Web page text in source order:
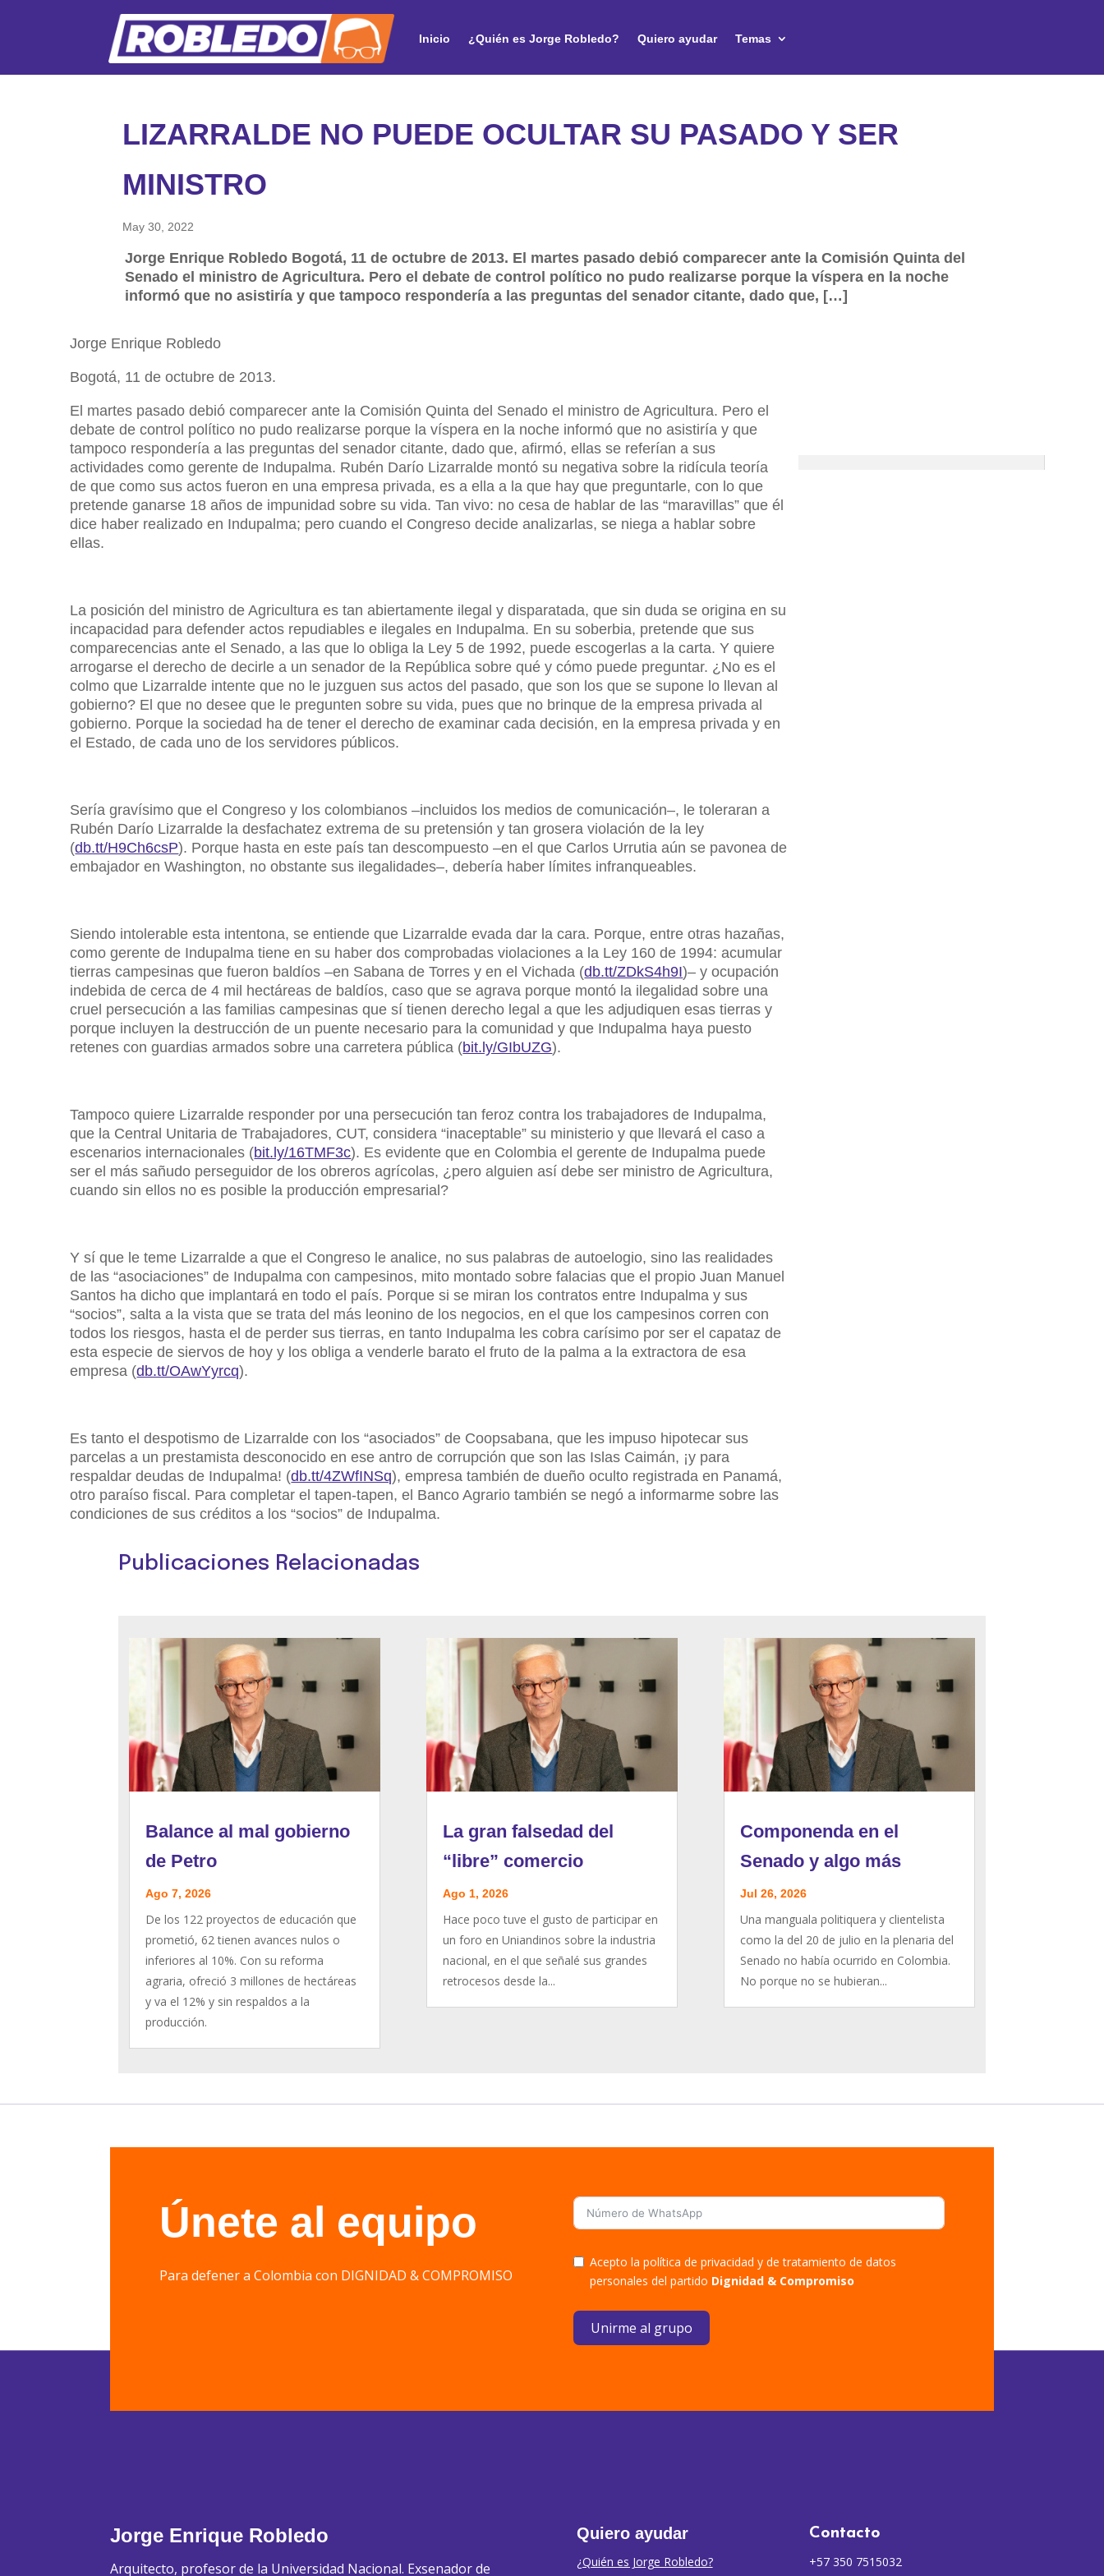
Inicio ¿Quién es Jorge Robledo? Quiero ayudar Temas
LIZARRALDE NO PUEDE OCULTAR SU PASADO Y SER
MINISTRO
May 30, 2022
Jorge Enrique Robledo Bogotá, 11 de octubre de 2013. El martes pasado debió comparecer ante la Comisión Quinta del
Senado el ministro de Agricultura. Pero el debate de control político no pudo realizarse porque la víspera en la noche
informó que no asistiría y que tampoco respondería a las preguntas del senador citante, dado que, […]
Jorge Enrique Robledo
Bogotá, 11 de octubre de 2013.
El martes pasado debió comparecer ante la Comisión Quinta del Senado el ministro de Agricultura. Pero el
debate de control político no pudo realizarse porque la víspera en la noche informó que no asistiría y que
tampoco respondería a las preguntas del senador citante, dado que, afirmó, ellas se referían a sus
actividades como gerente de Indupalma. Rubén Darío Lizarralde montó su negativa sobre la ridícula teoría
de que como sus actos fueron en una empresa privada, es a ella a la que hay que preguntarle, con lo que
pretende ganarse 18 años de impunidad sobre su vida. Tan vivo: no cesa de hablar de las “maravillas” que él
dice haber realizado en Indupalma; pero cuando el Congreso decide analizarlas, se niega a hablar sobre
ellas.
La posición del ministro de Agricultura es tan abiertamente ilegal y disparatada, que sin duda se origina en su
incapacidad para defender actos repudiables e ilegales en Indupalma. En su soberbia, pretende que sus
comparecencias ante el Senado, a las que lo obliga la Ley 5 de 1992, puede escogerlas a la carta. Y quiere
arrogarse el derecho de decirle a un senador de la República sobre qué y cómo puede preguntar. ¿No es el
colmo que Lizarralde intente que no le juzguen sus actos del pasado, que son los que se supone lo llevan al
gobierno? El que no desee que le pregunten sobre su vida, pues que no brinque de la empresa privada al
gobierno. Porque la sociedad ha de tener el derecho de examinar cada decisión, en la empresa privada y en
el Estado, de cada uno de los servidores públicos.
Sería gravísimo que el Congreso y los colombianos –incluidos los medios de comunicación–, le toleraran a
Rubén Darío Lizarralde la desfachatez extrema de su pretensión y tan grosera violación de la ley
(db.tt/H9Ch6csP). Porque hasta en este país tan descompuesto –en el que Carlos Urrutia aún se pavonea de
embajador en Washington, no obstante sus ilegalidades–, debería haber límites infranqueables.
Siendo intolerable esta intentona, se entiende que Lizarralde evada dar la cara. Porque, entre otras hazañas,
como gerente de Indupalma tiene en su haber dos comprobadas violaciones a la Ley 160 de 1994: acumular
tierras campesinas que fueron baldíos –en Sabana de Torres y en el Vichada (db.tt/ZDkS4h9I)– y ocupación
indebida de cerca de 4 mil hectáreas de baldíos, caso que se agrava porque montó la ilegalidad sobre una
cruel persecución a las familias campesinas que sí tienen derecho legal a que les adjudiquen esas tierras y
porque incluyen la destrucción de un puente necesario para la comunidad y que Indupalma haya puesto
retenes con guardias armados sobre una carretera pública (bit.ly/GIbUZG).
Tampoco quiere Lizarralde responder por una persecución tan feroz contra los trabajadores de Indupalma,
que la Central Unitaria de Trabajadores, CUT, considera “inaceptable” su ministerio y que llevará el caso a
escenarios internacionales (bit.ly/16TMF3c). Es evidente que en Colombia el gerente de Indupalma puede
ser el más sañudo perseguidor de los obreros agrícolas, ¿pero alguien así debe ser ministro de Agricultura,
cuando sin ellos no es posible la producción empresarial?
Y sí que le teme Lizarralde a que el Congreso le analice, no sus palabras de autoelogio, sino las realidades
de las “asociaciones” de Indupalma con campesinos, mito montado sobre falacias que el propio Juan Manuel
Santos ha dicho que implantará en todo el país. Porque si se miran los contratos entre Indupalma y sus
“socios”, salta a la vista que se trata del más leonino de los negocios, en el que los campesinos corren con
todos los riesgos, hasta el de perder sus tierras, en tanto Indupalma les cobra carísimo por ser el capataz de
esta especie de siervos de hoy y los obliga a venderle barato el fruto de la palma a la extractora de esa
empresa (db.tt/OAwYyrcq).
Es tanto el despotismo de Lizarralde con los “asociados” de Coopsabana, que les impuso hipotecar sus
parcelas a un prestamista desconocido en ese antro de corrupción que son las Islas Caimán, ¡y para
respaldar deudas de Indupalma! (db.tt/4ZWfINSq), empresa también de dueño oculto registrada en Panamá,
otro paraíso fiscal. Para completar el tapen-tapen, el Banco Agrario también se negó a informarme sobre las
condiciones de sus créditos a los “socios” de Indupalma.
Publicaciones Relacionadas
Balance al mal gobierno
de Petro
Ago 7, 2026
De los 122 proyectos de educación que
prometió, 62 tienen avances nulos o
inferiores al 10%. Con su reforma
agraria, ofreció 3 millones de hectáreas
y va el 12% y sin respaldos a la
producción.
La gran falsedad del
“libre” comercio
Ago 1, 2026
Hace poco tuve el gusto de participar en
un foro en Uniandinos sobre la industria
nacional, en el que señalé sus grandes
retrocesos desde la...
Componenda en el
Senado y algo más
Jul 26, 2026
Una manguala politiquera y clientelista
como la del 20 de julio en la plenaria del
Senado no había ocurrido en Colombia.
No porque no se hubieran...
Únete al equipo
Para defener a Colombia con DIGNIDAD & COMPROMISO
Acepto la política de privacidad y de tratamiento de datos
personales del partido Dignidad & Compromiso
Unirme al grupo
Jorge Enrique Robledo
Arquitecto, profesor de la Universidad Nacional. Exsenador de
Quiero ayudar
¿Quién es Jorge Robledo?
Contacto
+57 350 7515032